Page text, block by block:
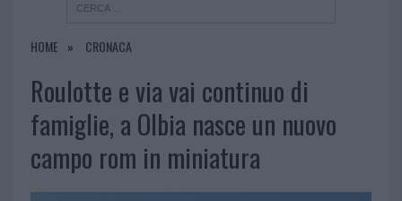
HOME CRONACA
Roulotte e via vai continuo di
famiglie, a Olbia nasce un nuovo
campo rom in miniatura